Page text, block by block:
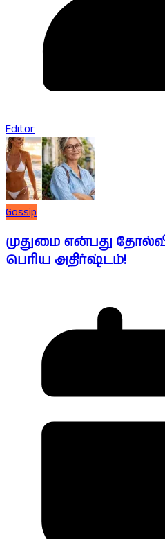
Editor
Gossip
முதுமை என்பது
பெரிய அதிர்ஷ்டம்!